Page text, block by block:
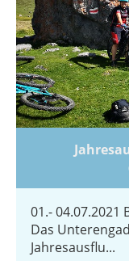
01.- 04.07.2021
Das
Jahresausflu...